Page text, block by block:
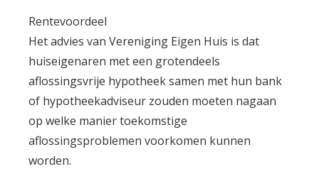
Rentevoordeel
Het advies van Vereniging Eigen Huis is dat
huiseigenaren met een grotendeels
aflossingsvrije hypotheek samen met hun bank
of hypotheekadviseur zouden moeten nagaan
op welke manier toekomstige
aflossingsproblemen voorkomen kunnen
worden.